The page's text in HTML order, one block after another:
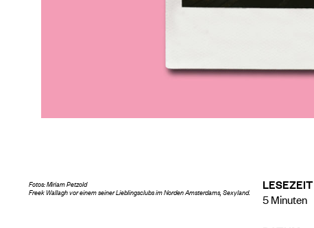
LESEZEIT
5Minuten
Fotos: Miriam Petzold
Freek Wallagh vor einem seiner Lieblingsclubs im Norden Amsterdams, Sexyland.